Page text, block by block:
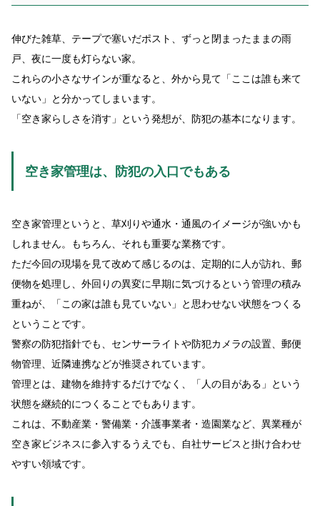
伸びた雑草、テープで塞いだポスト、ずっと閉まったままの雨
戸、夜に一度も灯らない家。
これらの小さなサインが重なると、外から見て「ここは誰も来て
いない」と分かってしまいます。
「空き家らしさを消す」という発想が、防犯の基本になります。
空き家管理は、防犯の入口でもある
空き家管理というと、草刈りや通水・通風のイメージが強いかも
しれません。もちろん、それも重要な業務です。
ただ今回の現場を見て改めて感じるのは、定期的に人が訪れ、郵
便物を処理し、外回りの異変に早期に気づけるという管理の積み
重ねが、「この家は誰も見ていない」と思わせない状態をつくる
ということです。
警察の防犯指針でも、センサーライトや防犯カメラの設置、郵便
物管理、近隣連携などが推奨されています。
管理とは、建物を維持するだけでなく、「人の目がある」という
状態を継続的につくることでもあります。
これは、不動産業・警備業・介護事業者・造園業など、異業種が
空き家ビジネスに参入するうえでも、自社サービスと掛け合わせ
やすい領域です。